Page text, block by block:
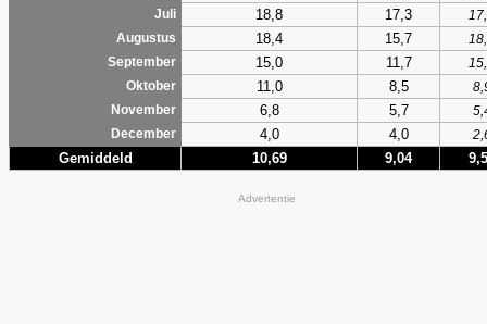
Juli
18,8 17,3
Augustus
18,4 15,7
September
15,0 11,7
Oktober
11,0 8,5
November
6,8 5,7
December
4,0 4,0
Gemiddeld 10,69 9,04
Advertentie